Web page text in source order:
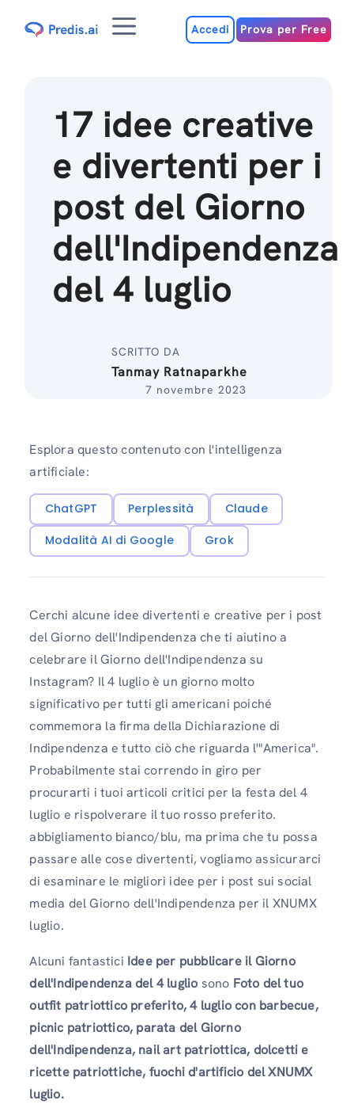
MenuAccedi Prova per Free
17 idee creative
e divertenti per i
post del Giorno
dell'Indipendenza
del 4 luglio
SCRITTO DA
Tanmay Ratnaparkhe
7 novembre 2023
Esplora questo contenuto con l'intelligenza
artificiale:
ChatGPT Perplessità
Claude
Modalità AI di Google
Grok
Cerchi alcune idee divertenti e creative per i post
del Giorno dell'Indipendenza che ti aiutino a
celebrare il Giorno dell'Indipendenza su
Instagram? Il 4 luglio è un giorno molto
significativo per tutti gli americani poiché
commemora la firma della Dichiarazione di
Indipendenza e tutto ciò che riguarda l'"America".
Probabilmente stai correndo in giro per
procurarti i tuoi articoli critici per la festa del 4
luglio e rispolverare il tuo rosso preferito.
abbigliamento bianco/blu, ma prima che tu possa
passare alle cose divertenti, vogliamo assicurarci
di esaminare le migliori idee per i post sui social
media del Giorno dell'Indipendenza per il XNUMX
luglio.
Alcuni fantastici Idee per pubblicare il Giorno
dell'Indipendenza del 4 luglio sono Foto del tuo
outfit patriottico preferito, 4 luglio con barbecue,
picnic patriottico, parata del Giorno
dell'Indipendenza, nail art patriottica, dolcetti e
ricette patriottiche, fuochi d'artificio del XNUMX
luglio.